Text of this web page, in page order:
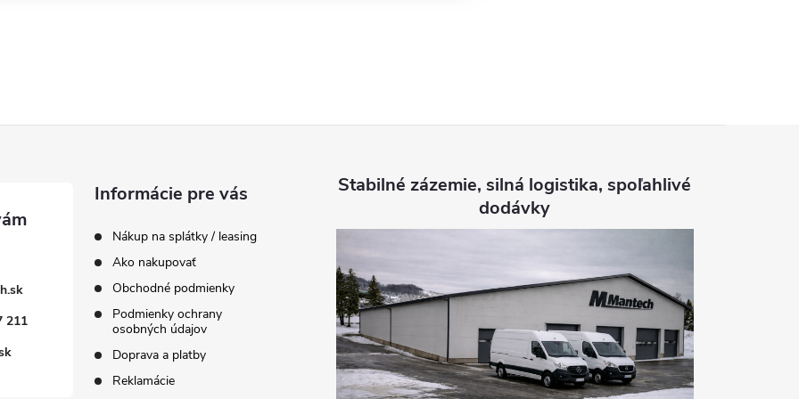
211
Informácie pre vás
Nákup na splátky / leasing
Ako nakupovať
Obchodné podmienky
Podmienky ochrany
osobných údajov
Doprava a platby
Reklamácie
Stabilné zázemie, silná logistika, spoľahlivé
dodávky